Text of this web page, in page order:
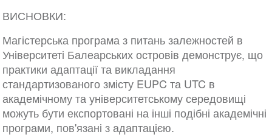
ВИСНОВКИ:
Магістерська програма з питань залежностей в
Університеті Балеарських островів демонструє, що
практики адаптації та викладання
стандартизованого змісту EUPC та UTC в
академічному та університетському середовищі
можуть бути експортовані на інші подібні академічні
програми, пов'язані з адаптацією.